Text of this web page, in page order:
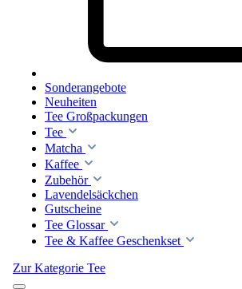
Sonderangebote
Neuheiten
Tee Großpackungen
Tee
Matcha
Kaffee
Zubehör
Lavendelsäckchen
Gutscheine
Tee Glossar
Tee & Kaffee Geschenkset
Zur Kategorie Tee